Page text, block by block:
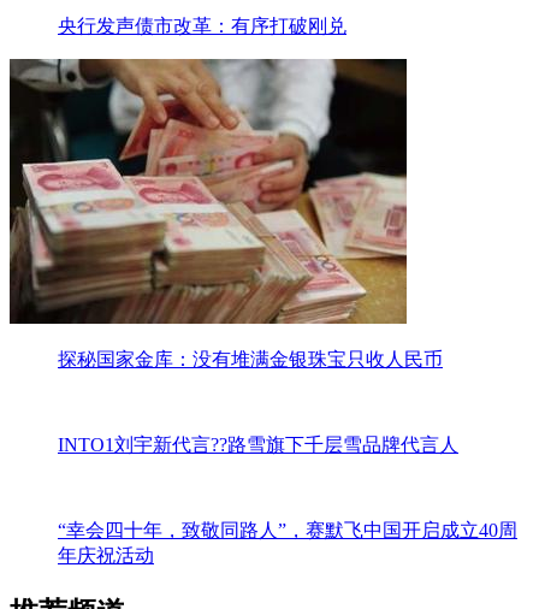
央行发声债市改革：有序打破刚兑
探秘国家金库：没有堆满金银珠宝只收人民币
INTO1刘宇新代言??路雪旗下千层雪品牌代言人
“幸会四十年，致敬同路人”，赛默飞中国开启成立40周
年庆祝活动